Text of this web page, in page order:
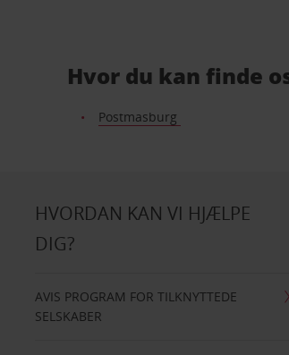
Hvor du kan finde
Postmasburg
HVORDAN KAN VI HJÆLPE
DIG?
AVIS PROGRAM FOR TILKNYTTEDE
SELSKABER